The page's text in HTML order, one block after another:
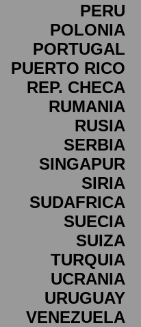
PERU
POLONIA
PORTUGAL
PUERTO RICO
REP. CHECA
RUMANIA
RUSIA
SERBIA
SINGAPUR
SIRIA
SUDAFRICA
SUECIA
SUIZA
TURQUIA
UCRANIA
URUGUAY
VENEZUELA